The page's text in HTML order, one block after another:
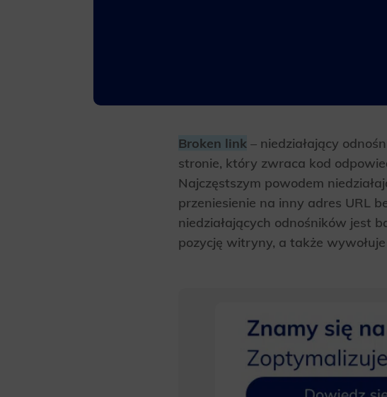
Broken link – niedziałający
stronie, który zwraca kod
Najczęstszym powodem
przeniesienie na inny adres URL
niedziałających odnośników jest
pozycję witryny, a także